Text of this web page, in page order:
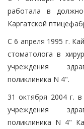
работала в
Каргатской
С 6 апреля 1995 г.
стоматолога в
учреждения
поликлиника N 4".
31 октября 2004 г. в
учреждения
поликлиника N 4"